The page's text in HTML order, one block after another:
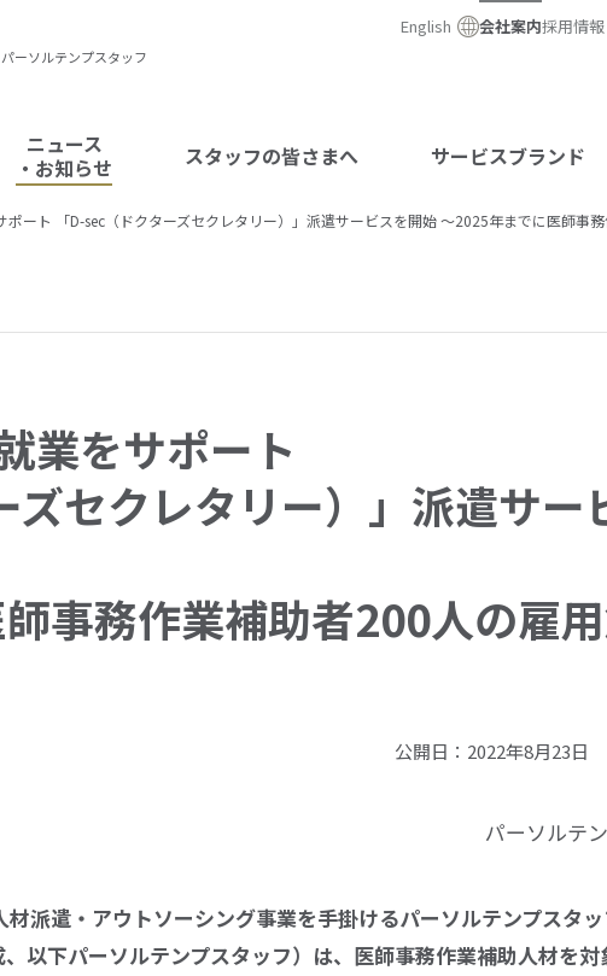
ーソルテンプスタッフ
English 会社案内採用情報
ニュース
・お知らせ
スタッフの皆さまへ サービスブランド
ポート 「D-sec（ドクターズセクレタリー）」派遣サービスを開始 ～2025年までに医師事
業をサポート
ズセクレタリー）」派遣サー
事務作業補助者200人の雇
公開日：2022年8月23日
パーソルテ
派遣・アウトソーシング事業を手掛けるパーソルテンプスタ
以下パーソルテンプスタッフ）は、医師事務作業補助人材を